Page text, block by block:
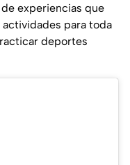
experiencias que
para toda
deportes